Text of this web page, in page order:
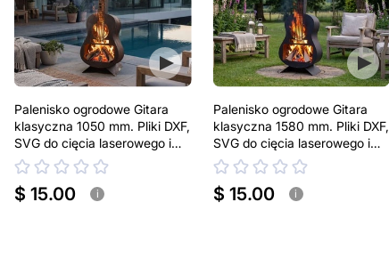
Palenisko ogrodowe Gitara
klasyczna 1050 mm. Pliki DXF,
SVG do cięcia laserowego i
plazmowego
$ 15.00 i
Palenisko ogrodowe Gitara
klasyczna 1580 mm. Pliki DXF,
SVG do cięcia laserowego i
plazmowego
$ 15.00 i